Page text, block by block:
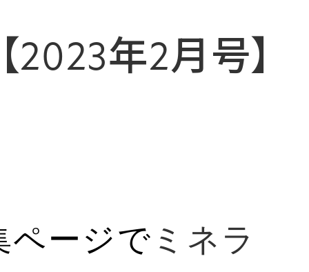
2023年2月号】
ページで ミネラ